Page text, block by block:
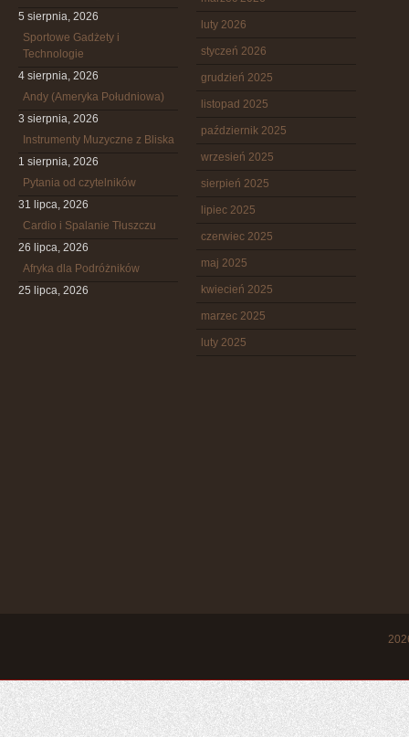
5 sierpnia, 2026
Sportowe Gadżety i
Technologie
4 sierpnia, 2026
Andy (Ameryka Południowa)
3 sierpnia, 2026
Instrumenty Muzyczne z Bliska
1 sierpnia, 2026
Pytania od czytelników
31 lipca, 2026
Cardio i Spalanie Tłuszczu
26 lipca, 2026
Afryka dla Podróżników
25 lipca, 2026
luty 2026
styczeń 2026
grudzień 2025
listopad 2025
październik 2025
wrzesień 2025
sierpień 2025
lipiec 2025
czerwiec 2025
maj 2025
kwiecień 2025
marzec 2025
luty 2025